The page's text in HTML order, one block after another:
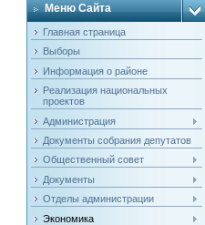
Меню Сайта
Главная страница
Выборы
Информация о районе
Реализация национальных
проектов
Администрация
Документы собрания депутатов
Общественный совет
Документы
Отделы администрации
Экономика